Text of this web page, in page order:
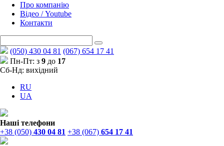
Про компанію
Відео / Youtube
Контакти
(050) 430 04 81 (067) 654 17 41
Пн-Пт: з 9 до 17
Сб-Нд: вихідний
RU
UA
Наші телефони
+38 (050) 430 04 81 +38 (067) 654 17 41